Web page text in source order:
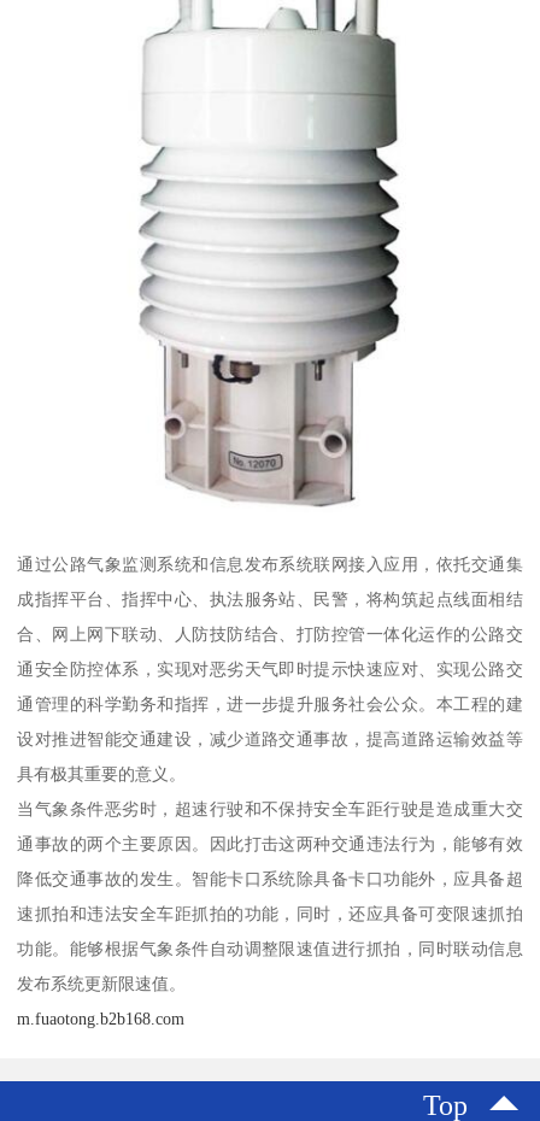
通过公路气象监测系统和信息发布系统联网接入应用，依托交通集
成指挥平台、指挥中心、执法服务站、民警，将构筑起点线面相结
合、网上网下联动、人防技防结合、打防控管一体化运作的公路交
通安全防控体系，实现对恶劣天气即时提示快速应对、实现公路交
通管理的科学勤务和指挥，进一步提升服务社会公众。本工程的建
设对推进智能交通建设，减少道路交通事故，提高道路运输效益等
具有极其重要的意义。
当气象条件恶劣时，超速行驶和不保持安全车距行驶是造成重大交
通事故的两个主要原因。因此打击这两种交通违法行为，能够有效
降低交通事故的发生。智能卡口系统除具备卡口功能外，应具备超
速抓拍和违法安全车距抓拍的功能，同时，还应具备可变限速抓拍
功能。能够根据气象条件自动调整限速值进行抓拍，同时联动信息
发布系统更新限速值。
m.fuaotong.b2b168.com
Top